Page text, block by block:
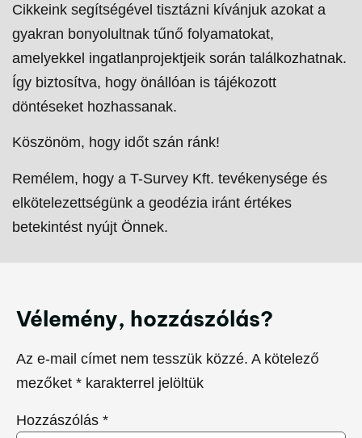
Cikkeink segítségével tisztázni kívánjuk azokat a
gyakran bonyolultnak tűnő folyamatokat,
amelyekkel ingatlanprojektjeik során találkozhatnak.
Így biztosítva, hogy önállóan is tájékozott
döntéseket hozhassanak.
Köszönöm, hogy időt szán ránk!
Remélem, hogy a T-Survey Kft. tevékenysége és
elkötelezettségünk a geodézia iránt értékes
betekintést nyújt Önnek.
Vélemény, hozzászólás?
Az e-mail címet nem tesszük közzé. A kötelező
mezőket * karakterrel jelöltük
Hozzászólás *